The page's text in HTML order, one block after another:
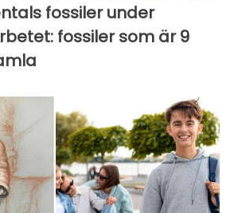
fossiler under
fossiler som är 9